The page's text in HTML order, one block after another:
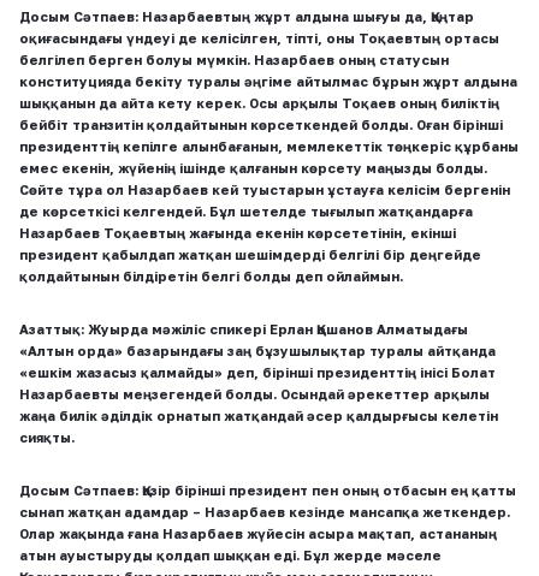
Досым Сәтпаев: Назарбаевтың жұрт алдына шығуы да, Қаңтар
оқиғасындағы үндеуі де келісілген, тіпті, оны Тоқаевтың ортасы
белгілеп берген болуы мүмкін. Назарбаев оның статусын
конституцияда бекіту туралы әңгіме айтылмас бұрын жұрт алдына
шыққанын да айта кету керек. Осы арқылы Тоқаев оның биліктің
бейбіт транзитін қолдайтынын көрсеткендей болды. Оған бірінші
президенттің кепілге алынбағанын, мемлекеттік төңкеріс құрбаны
емес екенін, жүйенің ішінде қалғанын көрсету маңызды болды.
Сөйте тұра ол Назарбаев кей туыстарын ұстауға келісім бергенін
де көрсеткісі келгендей. Бұл шетелде тығылып жатқандарға
Назарбаев Тоқаевтың жағында екенін көрсететінін, екінші
президент қабылдап жатқан шешімдерді белгілі бір деңгейде
қолдайтынын білдіретін белгі болды деп ойлаймын.
Азаттық: Жуырда мәжіліс спикері Ерлан Қошанов Алматыдағы
«Алтын орда» базарындағы заң бұзушылықтар туралы айтқанда
«ешкім жазасыз қалмайды» деп, бірінші президенттің інісі Болат
Назарбаевты меңзегендей болды. Осындай әрекеттер арқылы
жаңа билік әділдік орнатып жатқандай әсер қалдырғысы келетін
сияқты.
Досым Сәтпаев: Қазір бірінші президент пен оның отбасын ең қатты
сынап жатқан адамдар – Назарбаев кезінде мансапқа жеткендер.
Олар жақында ғана Назарбаев жүйесін асыра мақтап, астананың
атын ауыстыруды қолдап шыққан еді. Бұл жерде мәселе